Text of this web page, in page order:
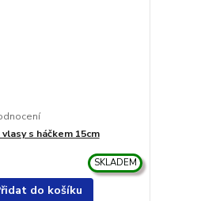
s háčkem 15cm
SKLADEM
do košíku